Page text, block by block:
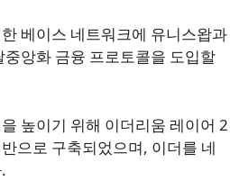
베이스 네트워크에 유니스왑과
앙화 금융 프로토콜을 도입할
높이기 위해 이더리움 레이어 2
으로 구축되었으며, 이더를 네